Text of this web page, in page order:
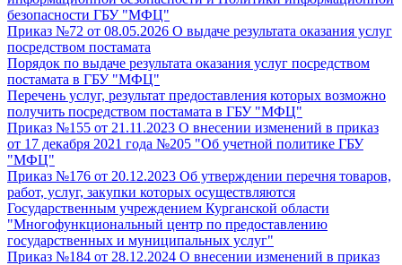
безопасности ГБУ "МФЦ"
Приказ №72 от 08.05.2026 О выдаче результата оказания услуг
посредством постамата
Порядок по выдаче результата оказания услуг посредством
постамата в ГБУ "МФЦ"
Перечень услуг, результат предоставления которых возможно
получить посредством постамата в ГБУ "МФЦ"
Приказ №155 от 21.11.2023 О внесении изменений в приказ
от 17 декабря 2021 года №205 "Об учетной политике ГБУ
"МФЦ"
Приказ №176 от 20.12.2023 Об утверждении перечня товаров,
работ, услуг, закупки которых осуществляются
Государственным учреждением Курганской области
"Многофункциональный центр по предоставлению
государственных и муниципальных услуг"
Приказ №184 от 28.12.2024 О внесении изменений в приказ